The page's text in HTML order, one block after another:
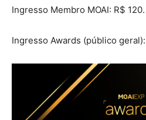
Ingresso Membro MOAI: R$ 120.
Ingresso Awards (público